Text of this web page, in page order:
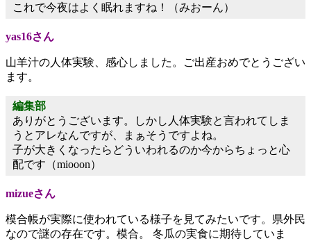
これで今夜はよく眠れますね！（みおーん）
yas16さん
山羊汁の人体実験、感心しました。ご出産おめでとうござい
ます。
編集部
ありがとうございます。しかし人体実験と言われてしま
うとアレなんですが、まぁそうですよね。
子が大きくなったらどういわれるのか今からちょっと心
配です（miooon）
mizueさん
模合帳が実際に使われている様子を見てみたいです。県外民
なので謎の存在です。模合。 冬瓜の実食に期待していま